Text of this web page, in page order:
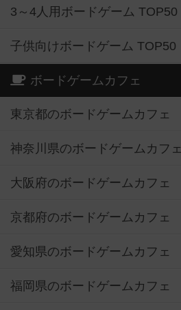
3～4人用ボードゲーム TOP50
子供向けボードゲーム TOP50
ボードゲームカフェ
東京都のボードゲームカフェ
神奈川県のボードゲームカフェ
大阪府のボードゲームカフェ
京都府のボードゲームカフェ
愛知県のボードゲームカフェ
福岡県のボードゲームカフェ